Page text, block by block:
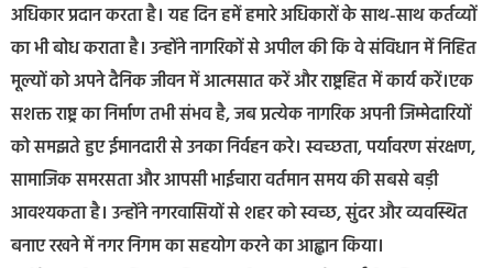
अधिकार प्रदान करता है। यह दिन हमें हमारे अधिकारों के साथ-साथ कर्तव्यों
का भी बोध कराता है। उन्होंने नागरिकों से अपील की कि वे संविधान में निहित
मूल्यों को अपने दैनिक जीवन में आत्मसात करें और राष्ट्रहित में कार्य करें।एक
सशक्त राष्ट्र का निर्माण तभी संभव है, जब प्रत्येक नागरिक अपनी जिम्मेदारियों
को समझते हुए ईमानदारी से उनका निर्वहन करे। स्वच्छता, पर्यावरण संरक्षण,
सामाजिक समरसता और आपसी भाईचारा वर्तमान समय की सबसे बड़ी
आवश्यकता है। उन्होंने नगरवासियों से शहर को स्वच्छ, सुंदर और व्यवस्थित
बनाए रखने में नगर निगम का सहयोग करने का आह्वान किया।